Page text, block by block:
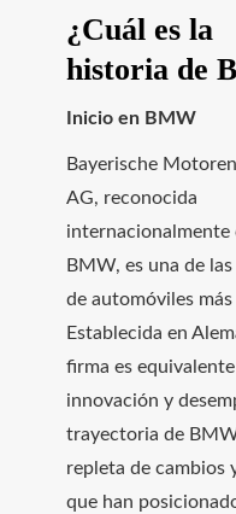
¿Cuál es la
historia de
Inicio en BMW
Bayerische
AG, reconocida
internacionalmente
BMW, es una de
de automóviles
Establecida en
firma es
innovación y
trayectoria de
repleta de cambios
que han